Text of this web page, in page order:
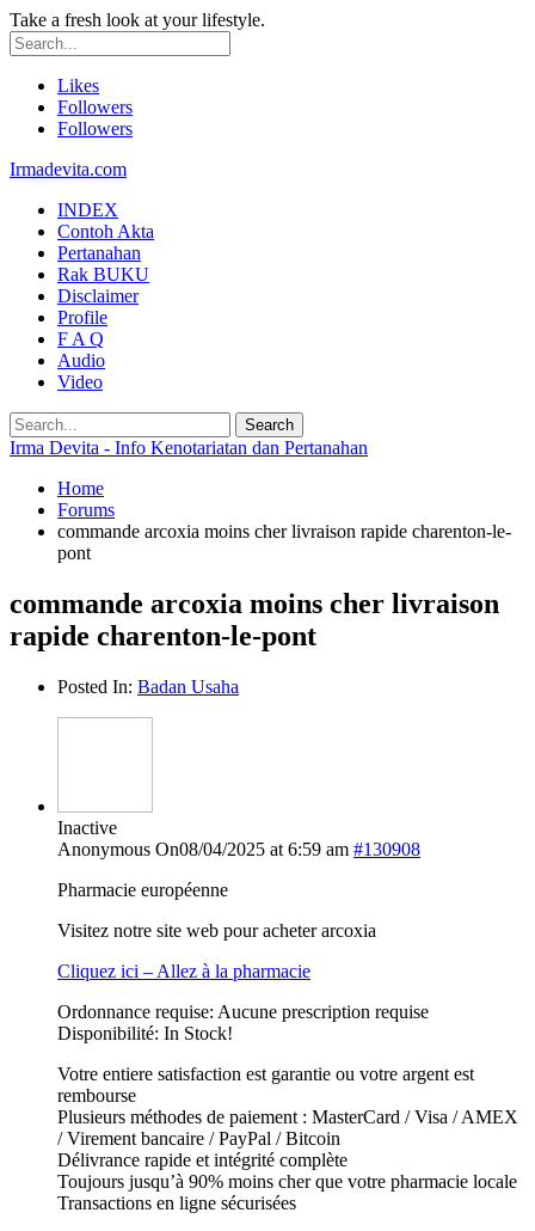
Take a fresh look at your lifestyle.
Likes
Followers
Followers
Irmadevita.com
INDEX
Contoh Akta
Pertanahan
Rak BUKU
Disclaimer
Profile
F A Q
Audio
Video
Irma Devita - Info Kenotariatan dan Pertanahan
Home
Forums
commande arcoxia moins cher livraison rapide charenton-le-
pont
commande arcoxia moins cher livraison
rapide charenton-le-pont
Posted In: Badan Usaha
Inactive
Anonymous On08/04/2025 at 6:59 am #130908
Pharmacie européenne
Visitez notre site web pour acheter arcoxia
Cliquez ici – Allez à la pharmacie
Ordonnance requise: Aucune prescription requise
Disponibilité: In Stock!
Votre entiere satisfaction est garantie ou votre argent est
rembourse
Plusieurs méthodes de paiement : MasterCard / Visa / AMEX
/ Virement bancaire / PayPal / Bitcoin
Délivrance rapide et intégrité complète
Toujours jusqu’à 90% moins cher que votre pharmacie locale
Transactions en ligne sécurisées